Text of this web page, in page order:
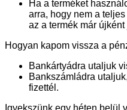
Ha a terméket
arra, hogy nem a
az a termék már
Hogyan kapom vissza a
Bankártyádra utaljuk
Bankszámládra
fizettél.
Igyekszünk egy héten belül